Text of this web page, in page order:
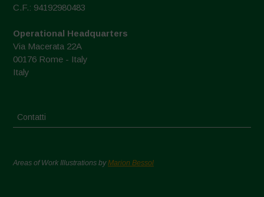
C.F.: 94192980483
Operational Headquarters
Via Macerata 22A
00176 Rome - Italy
Italy
Contatti
Areas of Work Illustrations byMarion Bessol